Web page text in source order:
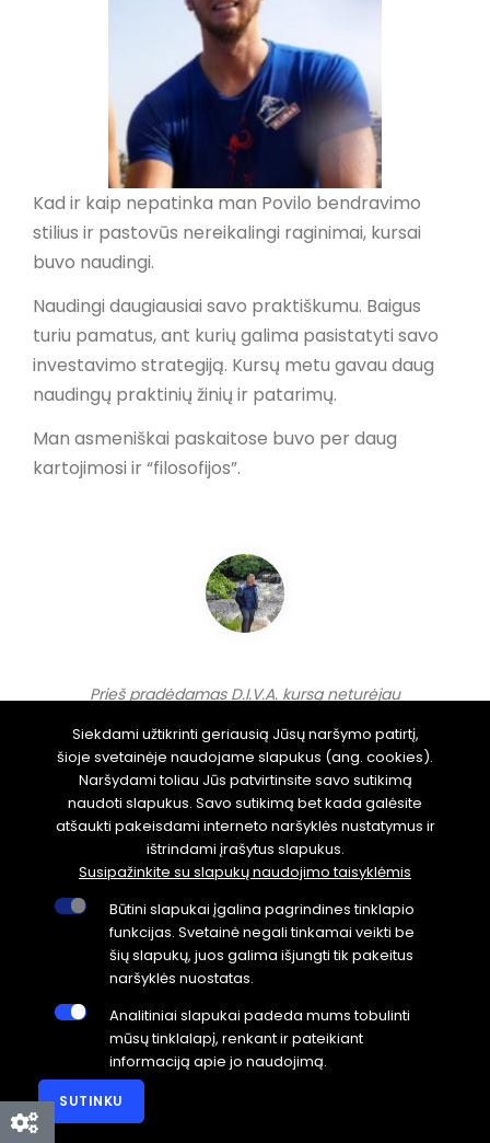
Kad ir kaip nepatinka man Povilo bendravimo
stilius ir pastovūs nereikalingi raginimai, kursai
buvo naudingi.
Naudingi daugiausiai savo praktiškumu. Baigus
turiu pamatus, ant kurių galima pasistatyti savo
investavimo strategiją. Kursų metu gavau daug
naudingų praktinių žinių ir patarimų.
Man asmeniškai paskaitose buvo per daug
kartojimosi ir “filosofijos”.
Prieš pradėdamas D.I.V.A. kursą neturėjau
menkiausio supratimo apie investavimą ir
buvau skeptiškai nusiteikęs dėl internetinių
kursų. Tačiau šis kursas visiškai pakeitė mano
įsitikinimus.
---
© 2026 DIVAI.LT - investavimas į savo ateitį. Visos teisės
Siekdami užtikrinti geriausią Jūsų naršymo patirtį,
šioje svetainėje naudojame slapukus (ang. cookies).
Naršydami toliau Jūs patvirtinsite savo sutikimą
naudoti slapukus. Savo sutikimą bet kada galėsite
atšaukti pakeisdami interneto naršyklės nustatymus ir
ištrindami įrašytus slapukus.
Susipažinkite su slapukų naudojimo taisyklėmis
Būtini slapukai įgalina pagrindines tinklapio
funkcijas. Svetainė negali tinkamai veikti be
šių slapukų, juos galima išjungti tik pakeitus
naršyklės nuostatas.
Analitiniai slapukai padeda mums tobulinti
mūsų tinklalapį, renkant ir pateikiant
informaciją apie jo naudojimą.
SUTINKU